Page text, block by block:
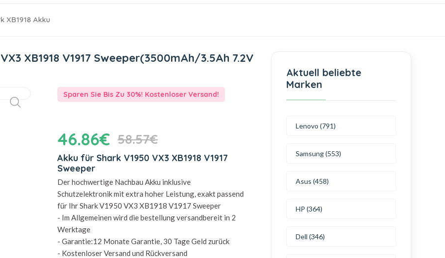
XB1918 Akku
XB1918 V1917 Sweeper(3500mAh/3.5Ah 7.2V
Sparen Sie Bis Zu 30%! Kostenloser Versand!
46.86€ 58.57€
Akku für Shark V1950 VX3 XB1918 V1917
Sweeper
Der hochwertige Nachbau Akku inklusive
Schutzelektronik mit extra hoher Leistung, exakt passend
für Ihr Shark V1950 VX3 XB1918 V1917 Sweeper
- Im Allgemeinen wird die bestellung versandbereit in 2
Werktage
- Garantie:12 Monate Garantie, 30 Tage Geld zurück
- Kostenloser Versand und Rückversand
Aktuell beliebte
Marken
Lenovo (791)
Samsung (553)
Asus (458)
HP (364)
Dell (346)